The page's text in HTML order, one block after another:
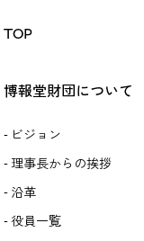
TOP
博報堂財団について
ビジョン
理事長からの挨拶
沿革
役員一覧